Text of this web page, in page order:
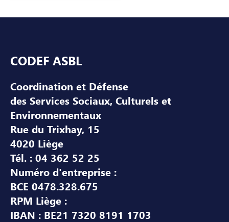
CODEF ASBL
Coordination et Défense
des Services Sociaux, Culturels et
Environnementaux
Rue du Trixhay, 15
4020 Liège
Tél. : 04 362 52 25
Numéro d'entreprise :
BCE 0478.328.675
RPM Liège :
IBAN : BE21 7320 8191 1703